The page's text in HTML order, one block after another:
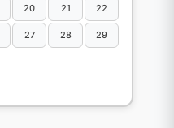
20 21 22
27 28 29